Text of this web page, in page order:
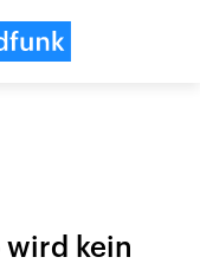
wird kein